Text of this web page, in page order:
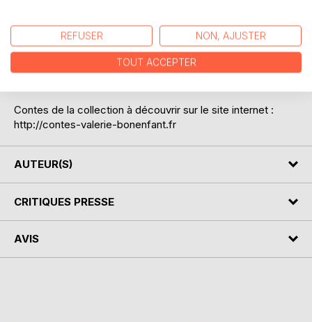
Format : A5, couverture souple, léger, facile à emmener
avec soi, mais également digne de siéger dans une
bibliothèque.
N°1 dans la collection "Les contes de Valérie Bonenfant".
Contes de la collection à découvrir sur le site internet :
http://contes-valerie-bonenfant.fr
AUTEUR(S)
CRITIQUES PRESSE
AVIS
REFUSER NON, AJUSTER
TOUT ACCEPTER